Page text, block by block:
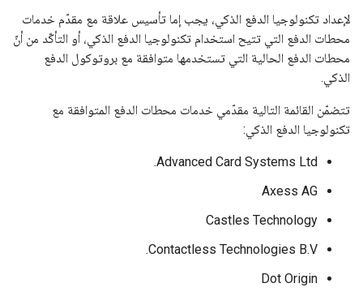
لإعداد تكنولوجيا الدفع الذكي، يجب إما تأسيس علاقة مع مقدّم خدمات
محطات الدفع التي تتيح استخدام تكنولوجيا الدفع الذكي، أو التأكّد من أنّ
محطات الدفع الحالية التي تستخدمها متوافقة مع بروتوكول الدفع
الذكي.
تتضمّن القائمة التالية مقدّمي خدمات محطات الدفع المتوافقة مع
تكنولوجيا الدفع الذكي:
Advanced Card Systems Ltd.
Axess AG
Castles Technology
Contactless Technologies B.V.
Dot Origin